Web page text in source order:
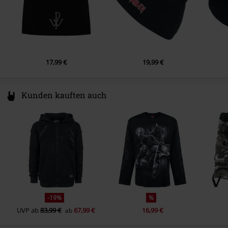
17,99 € 19,99 €
Kunden kauften auch
-19%
UVP ab83,99 € ab 67,99 €
%
16,99 €